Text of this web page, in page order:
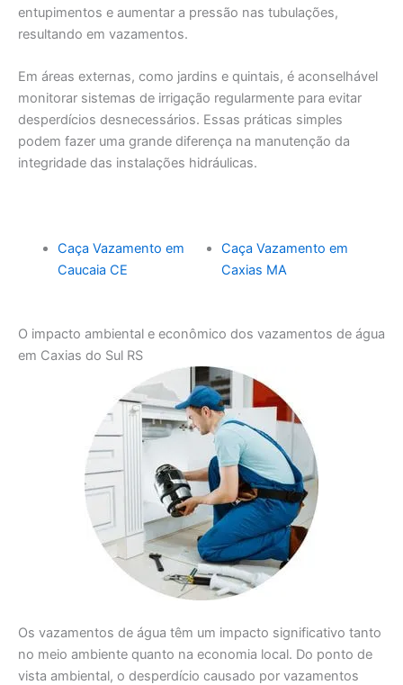
entupimentos e aumentar a pressão nas tubulações,
resultando em vazamentos.
Em áreas externas, como jardins e quintais, é aconselhável
monitorar sistemas de irrigação regularmente para evitar
desperdícios desnecessários. Essas práticas simples
podem fazer uma grande diferença na manutenção da
integridade das instalações hidráulicas.
Caça Vazamento em
Caucaia CE
Caça Vazamento em
Caxias MA
O impacto ambiental e econômico dos vazamentos de água
em Caxias do Sul RS
Os vazamentos de água têm um impacto significativo tanto
no meio ambiente quanto na economia local. Do ponto de
vista ambiental, o desperdício causado por vazamentos